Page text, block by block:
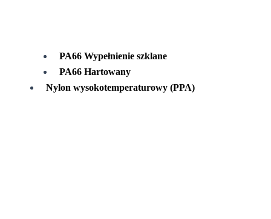
PA66 Wypełnienie szklane
PA66 Hartowany
Nylon wysokotemperaturowy (PPA)